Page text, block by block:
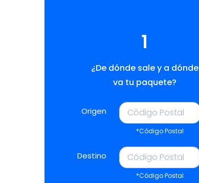
1
¿De dónde sale y a dónde
va tu paquete?
Origen
*Código Postal
Destino
*Código Postal